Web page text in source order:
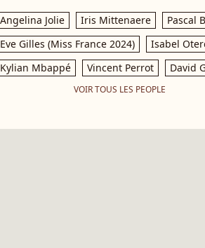
Angelina Jolie Iris Mittenaere
Pascal
Eve Gilles (Miss France 2024)
Isabel
Kylian Mbappé
Vincent Perrot David
VOIR TOUS LES PEOPLE